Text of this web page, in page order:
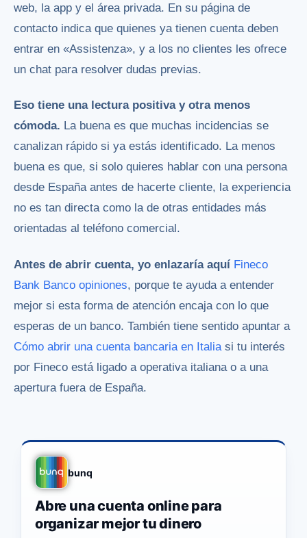
web, la app y el área privada. En su página de
contacto indica que quienes ya tienen cuenta deben
entrar en «Assistenza», y a los no clientes les ofrece
un chat para resolver dudas previas.
Eso tiene una lectura positiva y otra menos
cómoda. La buena es que muchas incidencias se
canalizan rápido si ya estás identificado. La menos
buena es que, si solo quieres hablar con una persona
desde España antes de hacerte cliente, la experiencia
no es tan directa como la de otras entidades más
orientadas al teléfono comercial.
Antes de abrir cuenta, yo enlazaría aquí Fineco
Bank Banco opiniones, porque te ayuda a entender
mejor si esta forma de atención encaja con lo que
esperas de un banco. También tiene sentido apuntar a
Cómo abrir una cuenta bancaria en Italiasi tu interés
por Fineco está ligado a operativa italiana o a una
apertura fuera de España.
bunq
Abre una cuenta online para
organizar mejor tu dinero